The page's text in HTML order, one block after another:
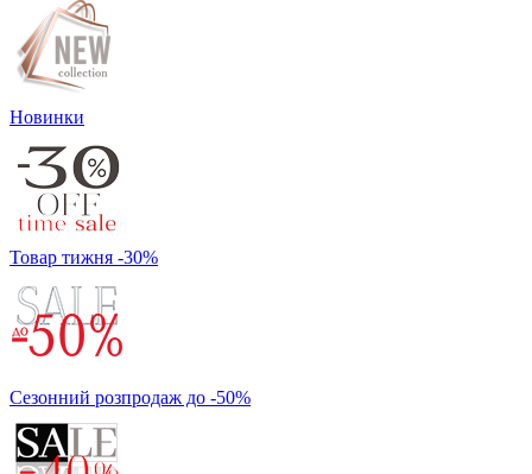
Новинки
Товар тижня -30%
Сезонний розпродаж до -50%